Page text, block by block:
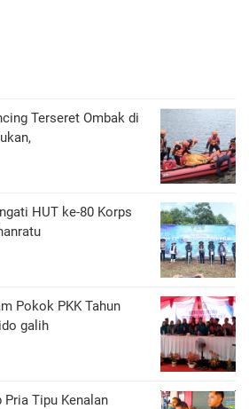
Terseret Ombak di
HUT ke-80 Korps
Pokok PKK Tahun
galih
Pria Tipu Kenalan